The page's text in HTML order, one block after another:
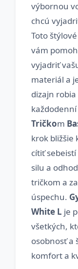
výbornou
chcú
Toto
vám
vyjadriť
materiál a
dizajn
Tričkom
krok bližšie
cítiť
silu a
tričkom a
úspechu.
White L je
všetkých,
osobnosť a